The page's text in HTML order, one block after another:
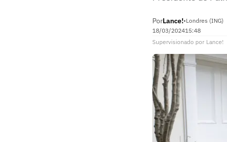
PorLance!•Londres (ING)
18/03/202415:48
Supervisionado por Lance!